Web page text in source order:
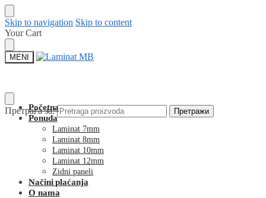
Skip to navigation Skip to content
Your Cart
MENI
Претрага за: Претражи
Početna
Ponuda
Laminat 7mm
Laminat 8mm
Laminat 10mm
Laminat 12mm
Zidni paneli
Načini plaćanja
O nama